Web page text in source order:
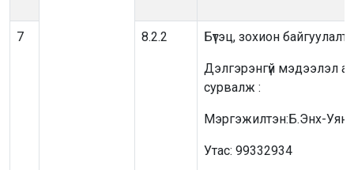
7 8.2.2 Бүтэц, зохион байгуулалт
Дэлгэрэнгүй мэдээлэл
сурвалж :
Мэргэжилтэн:Б.Энх-
Утас: 99332934